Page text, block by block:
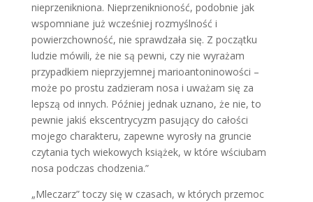
nieprzenikniona. Nieprzeniknioność, podobnie jak
wspomniane już wcześniej rozmyślność i
powierzchowność, nie sprawdzała się. Z początku
ludzie mówili, że nie są pewni, czy nie wyrażam
przypadkiem nieprzyjemnej marioantoninowości –
może po prostu zadzieram nosa i uważam się za
lepszą od innych. Później jednak uznano, że nie, to
pewnie jakiś ekscentrycyzm pasujący do całości
mojego charakteru, zapewne wyrosły na gruncie
czytania tych wiekowych książek, w które wściubam
nosa podczas chodzenia.”
„Mleczarz” toczy się w czasach, w których przemoc